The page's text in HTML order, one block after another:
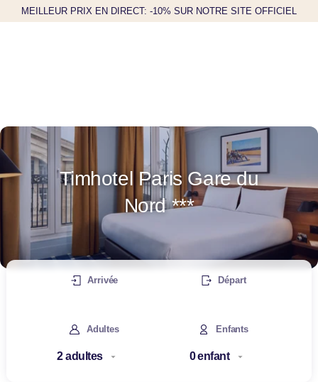
MEILLEUR PRIX EN DIRECT: -10% SUR NOTRE SITE OFFICIEL
Timhotel Paris Gare du
Nord ***
Arrivée Départ
Adultes Enfants